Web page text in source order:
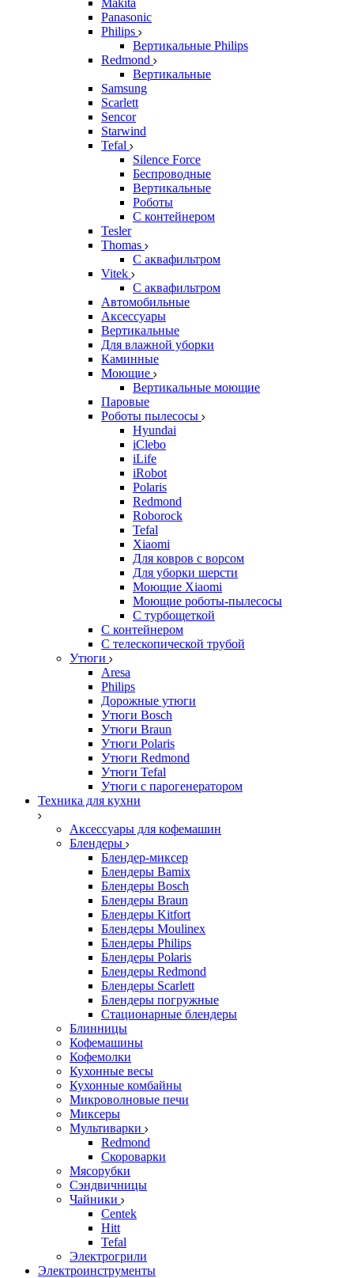
Makita
Panasonic
Philips
Вертикальные Philips
Redmond
Вертикальные
Samsung
Scarlett
Sencor
Starwind
Tefal
Silence Force
Беспроводные
Вертикальные
Роботы
С контейнером
Tesler
Thomas
С аквафильтром
Vitek
С аквафильтром
Автомобильные
Аксессуары
Вертикальные
Для влажной уборки
Каминные
Моющие
Вертикальные моющие
Паровые
Роботы пылесосы
Hyundai
iClebo
iLife
iRobot
Polaris
Redmond
Roborock
Tefal
Xiaomi
Для ковров с ворсом
Для уборки шерсти
Моющие Xiaomi
Моющие роботы-пылесосы
С турбощеткой
С контейнером
С телескопической трубой
Утюги
Aresa
Philips
Дорожные утюги
Утюги Bosch
Утюги Braun
Утюги Polaris
Утюги Redmond
Утюги Tefal
Утюги с парогенератором
Техника для кухни
Аксессуары для кофемашин
Блендеры
Блендер-миксер
Блендеры Bamix
Блендеры Bosch
Блендеры Braun
Блендеры Kitfort
Блендеры Moulinex
Блендеры Philips
Блендеры Polaris
Блендеры Redmond
Блендеры Scarlett
Блендеры погружные
Стационарные блендеры
Блинницы
Кофемашины
Кофемолки
Кухонные весы
Кухонные комбайны
Микроволновые печи
Миксеры
Мультиварки
Redmond
Скороварки
Мясорубки
Сэндвичницы
Чайники
Centek
Hitt
Tefal
Электрогрили
Электроинструменты